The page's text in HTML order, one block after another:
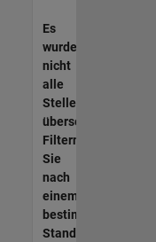
Es
wurden
nicht
alle
Stellen
übersetzt.
Filtern
Sie
nach
einem
bestimmten
Standort,